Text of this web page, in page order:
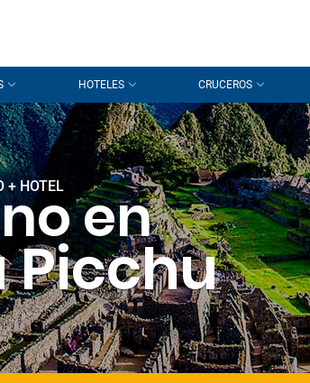
HOTELES CRUCEROS
+ HOTEL en
Picchu